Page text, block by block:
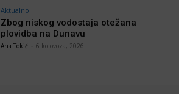
Aktualno
Zbog niskog vodostaja otežana
plovidba na Dunavu
Ana Tokić 6 kolovoza, 2026